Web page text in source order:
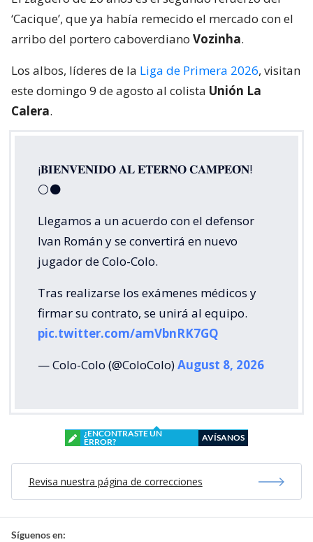
‘Cacique’, que ya había remecido el mercado con el
arribo del portero caboverdiano Vozinha.
Los albos, líderes de la Liga de Primera 2026, visitan
este domingo 9 de agosto al colista Unión La
Calera.
¡𝐁𝐈𝐄𝐍𝐕𝐄𝐍𝐈𝐃𝐎 𝐀𝐋 𝐄𝐓𝐄𝐑𝐍𝐎 𝐂𝐀𝐌𝐏𝐄𝐎́𝐍!
⚪⚫
Llegamos a un acuerdo con el defensor
Ivan Román y se convertirá en nuevo
jugador de Colo-Colo.
Tras realizarse los exámenes médicos y
firmar su contrato, se unirá al equipo.
pic.twitter.com/amVbnRK7GQ
— Colo-Colo (@ColoColo)August 8, 2026
¿ENCONTRASTE UN
ERROR?
AVÍSANOS
Revisa nuestra página de correcciones
Síguenos en: